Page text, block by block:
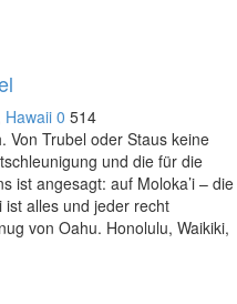
Hawaii 0 514
Von Trubel oder Staus keine
und die für die
ist angesagt: auf Moloka’i – die
ist alles und jeder recht
von Oahu. Honolulu, Waikiki,